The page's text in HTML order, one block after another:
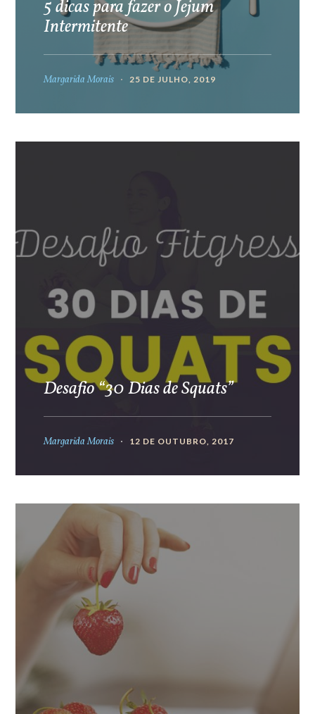
5 dicas para fazer o Jejum
Intermitente
Margarida Morais 25 DE JULHO, 2019
Desafio “30 Dias de Squats”
Margarida Morais 12 DE OUTUBRO, 2017